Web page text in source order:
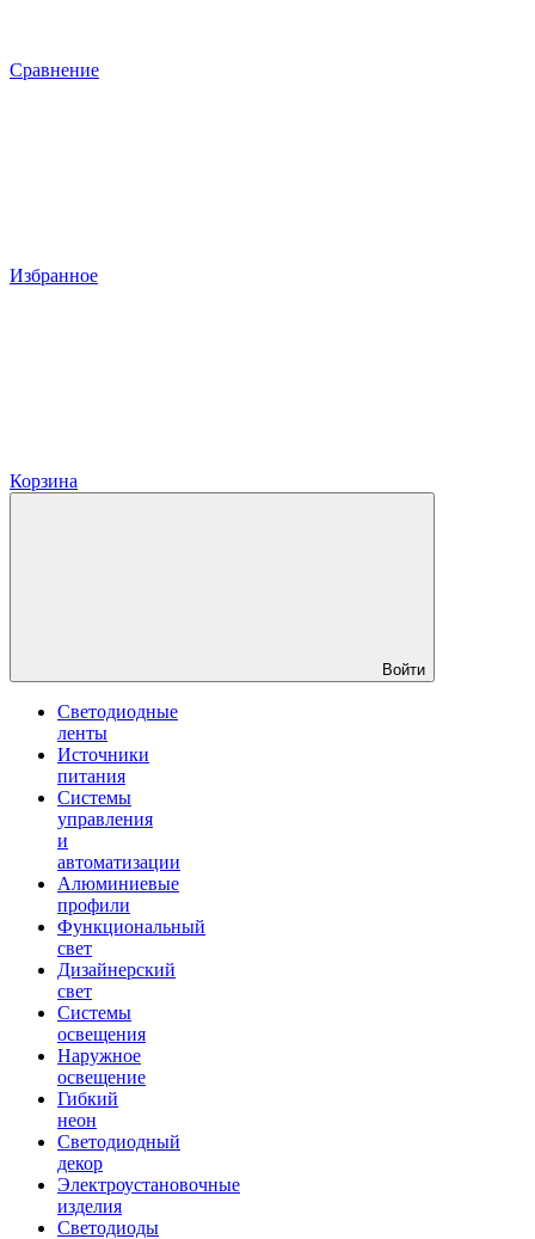
Сравнение
Избранное
Корзина
Войти
Светодиодные
ленты
Источники
питания
Системы
управления
и
автоматизации
Алюминиевые
профили
Функциональный
свет
Дизайнерский
свет
Системы
освещения
Наружное
освещение
Гибкий
неон
Светодиодный
декор
Электроустановочные
изделия
Светодиоды